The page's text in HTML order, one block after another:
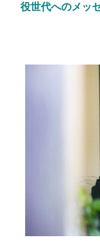
役世代へのメッ